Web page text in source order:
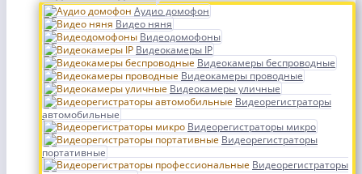
Аудио домофон
Видео няня
Видеодомофоны
Видеокамеры IP
Видеокамеры беспроводные
Видеокамеры проводные
Видеокамеры уличные
Видеорегистраторы
автомобильные
Видеорегистраторы микро
Видеорегистраторы
портативные
Видеорегистраторы